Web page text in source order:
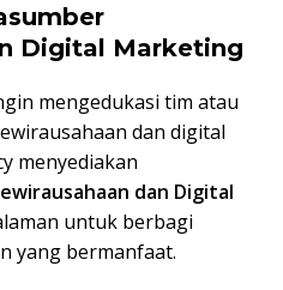
Digital Marketing
mengedukasi tim atau
dan digital
menyediakan
dan Digital
untuk berbagi
yang bermanfaat.